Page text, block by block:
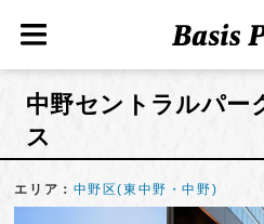
中野セントラルパー
ス
エリア： 中野区(東中野・中野)